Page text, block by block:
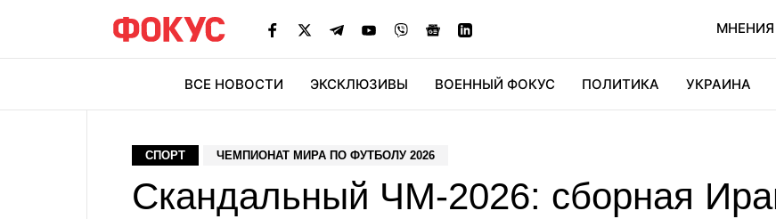
МНЕНИЯ
ВСЕ НОВОСТИ ЭКСКЛЮЗИВЫ ВОЕННЫЙ ФОКУС ПОЛИТИКА УКРАИНА
СПОРТ ЧЕМПИОНАТ МИРА ПО ФУТБОЛУ 2026
Скандальный ЧМ-2026: сборная